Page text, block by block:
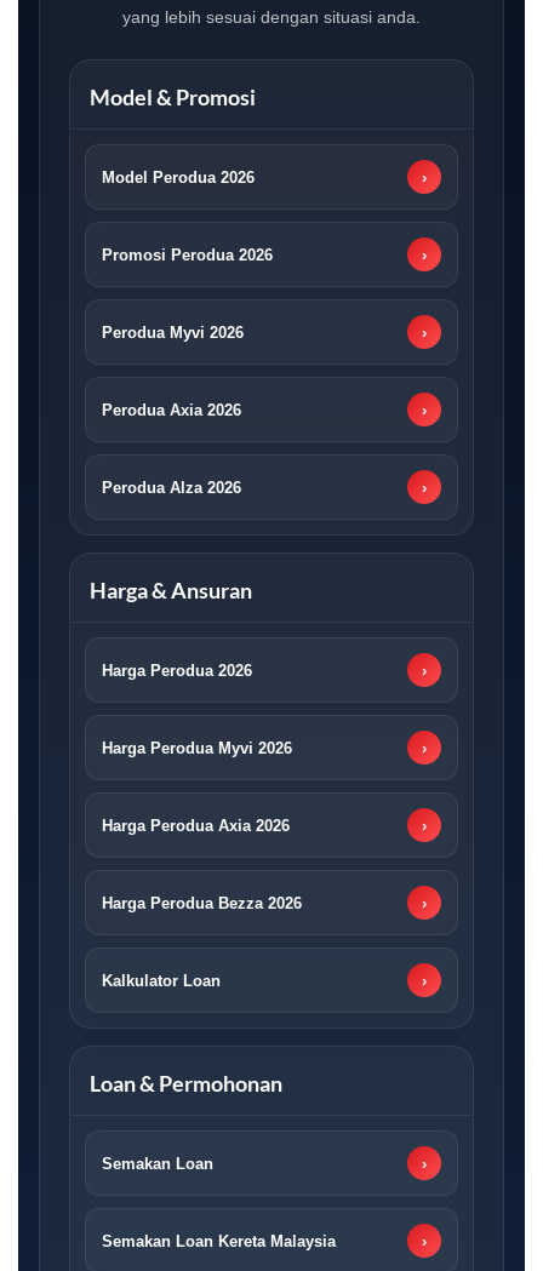
yang lebih sesuai dengan situasi anda.
Model & Promosi
Model Perodua 2026 ›
Promosi Perodua 2026 ›
Perodua Myvi 2026 ›
Perodua Axia 2026 ›
Perodua Alza 2026 ›
Harga & Ansuran
Harga Perodua 2026 ›
Harga Perodua Myvi 2026 ›
Harga Perodua Axia 2026 ›
Harga Perodua Bezza 2026 ›
Kalkulator Loan ›
Loan & Permohonan
Semakan Loan ›
Semakan Loan Kereta Malaysia ›